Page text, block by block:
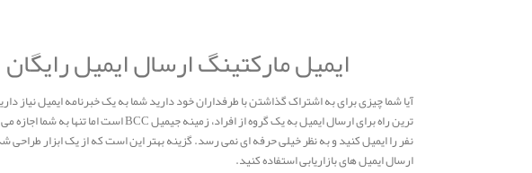
ایمیل مارکتینگ ارسال ایمیل رایگان
آیا شما چیزی برای به اشتراک گذاشتن با طرفداران خود دارید شما به یک خبرنامه ایمیل نیاز
نفر را ایمیل کنید و به نظر خیلی حرفه ای نمی رسد. گزینه بهتر این است که از یک ابزار طراحی
ارسال ایمیل های بازاریابی استفاده کنید.